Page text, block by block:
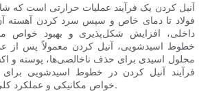
آنیل کردن یک فرآیند عملیات حرارتی است که
فولاد تا دمای خاص و سپس سرد کردن آهسته
داخلی، افزایش شکل‌پذیری و بهبود خواص
خطوط اسیدشویی، آنیل کردن معمولاً پس از
محلول اسیدی برای حذف ناخالصی‌ها، پوسته و
فرآیند آنیل کردن در خطوط اسیدشویی
خواص مکانیکی و عملکرد کلی ماده ضروری است.